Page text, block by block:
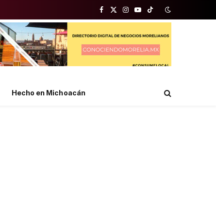
Facebook
X
(Twitter)
Instagram
YouTubeTikTok
Hecho en Michoacán